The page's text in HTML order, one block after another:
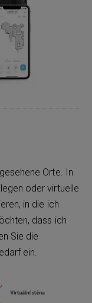
Orte. In
oder virtuelle
in die ich
dass ich
Sie die
ein.